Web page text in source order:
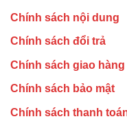
Chính sách nội dung
Chính sách đổi trả
Chính sách giao hàng
Chính sách bảo mật
Chính sách thanh